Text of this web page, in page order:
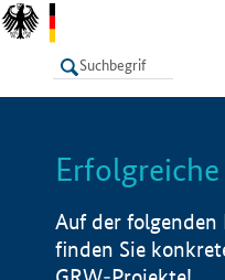
LISTE
Auf der
finden Sie